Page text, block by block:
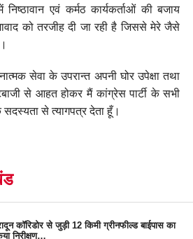
एवं कर्मठ कार्यकर्ताओं की बजाय
को तरजीह दी जा रही है जिससे मेरे जैसे
सेवा के उपरान्त अपनी घोर उपेक्षा तथा
से आहत होकर मैं कांग्रेस पार्टी के सभी
सदस्यता से त्यागपत्र देता हूँ।
कॉरिडोर से जुड़ी 12 किमी ग्रीनफील्ड बाईपास का
निरीक्षण…